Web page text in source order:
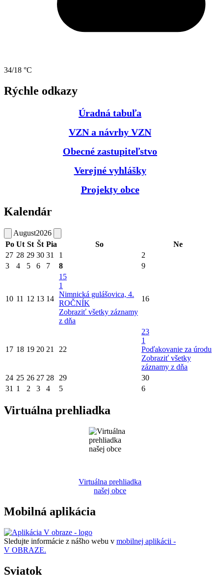
34/18 °C
Rýchle odkazy
Úradná tabuľa
VZN a návrhy VZN
Obecné zastupiteľstvo
Verejné vyhlášky
Projekty obce
Kalendár
August2026
Po Ut St Št Pia So
Ne
27 28 29 30 31 1
2
3
4 5 6 7 8 9
10 11 12 13 14
15
1
Nimnická gulášovica, 4.
ROČNÍK
Zobraziť všetky záznamy
z dňa
16
17 18 19 20 21 22
23
1
Poďakovanie za úrodu
Zobraziť všetky
záznamy z dňa
24 25 26 27 28 29
30
31 1 2 3 4 5 6
Virtuálna prehliadka
Virtuálna prehliadka
našej obce
Mobilná aplikácia
Sledujte informácie z nášho webu v mobilnej aplikácii -
V OBRAZE.
Sviatok